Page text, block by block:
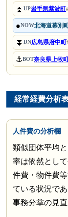
⏫UP岩手県紫波町
●NOW北海道幕別
⏬DN広島県府中町
⚓BOT奈良県上牧
経常経費分析
人件費の分析欄
類似団体平均
率は依然とし
件費・物件費
ている状況で
事務分掌の見直